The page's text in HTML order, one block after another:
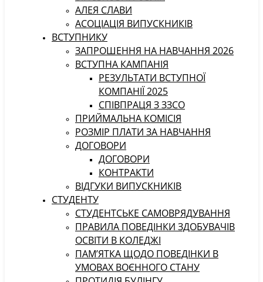
АЛЕЯ СЛАВИ
АСОЦІАЦІЯ ВИПУСКНИКІВ
ВСТУПНИКУ
ЗАПРОШЕННЯ НА НАВЧАННЯ 2026
ВСТУПНА КАМПАНІЯ
РЕЗУЛЬТАТИ ВСТУПНОЇ
КОМПАНІЇ 2025
СПІВПРАЦЯ З ЗЗСО
ПРИЙМАЛЬНА КОМІСІЯ
РОЗМІР ПЛАТИ ЗА НАВЧАННЯ
ДОГОВОРИ
ДОГОВОРИ
КОНТРАКТИ
ВІДГУКИ ВИПУСКНИКІВ
СТУДЕНТУ
CТУДЕНТСЬКЕ САМОВРЯДУВАННЯ
ПРАВИЛА ПОВЕДІНКИ ЗДОБУВАЧІВ
ОСВІТИ В КОЛЕДЖІ
ПАМ’ЯТКА ЩОДО ПОВЕДІНКИ В
УМОВАХ ВОЄННОГО СТАНУ